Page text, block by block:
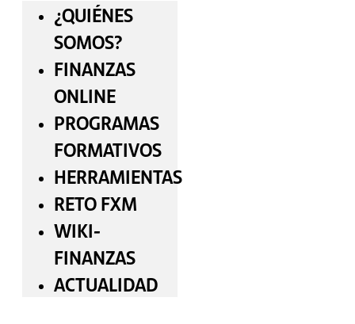
¿QUIÉNES
SOMOS?
FINANZAS
ONLINE
PROGRAMAS
FORMATIVOS
HERRAMIENTAS
RETO FXM
WIKI-
FINANZAS
ACTUALIDAD